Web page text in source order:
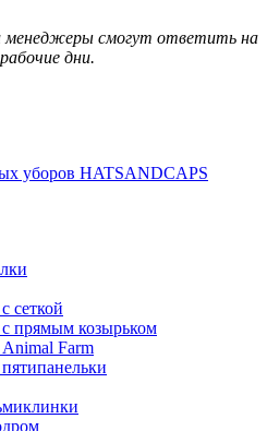
смогут ответить на
дни.
сеткой
прямым козырьком
Farm